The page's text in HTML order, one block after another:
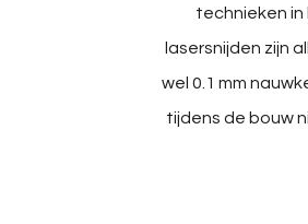
technieken
lasersnijden zijn
wel 0.1 mm
tijdens de bouw